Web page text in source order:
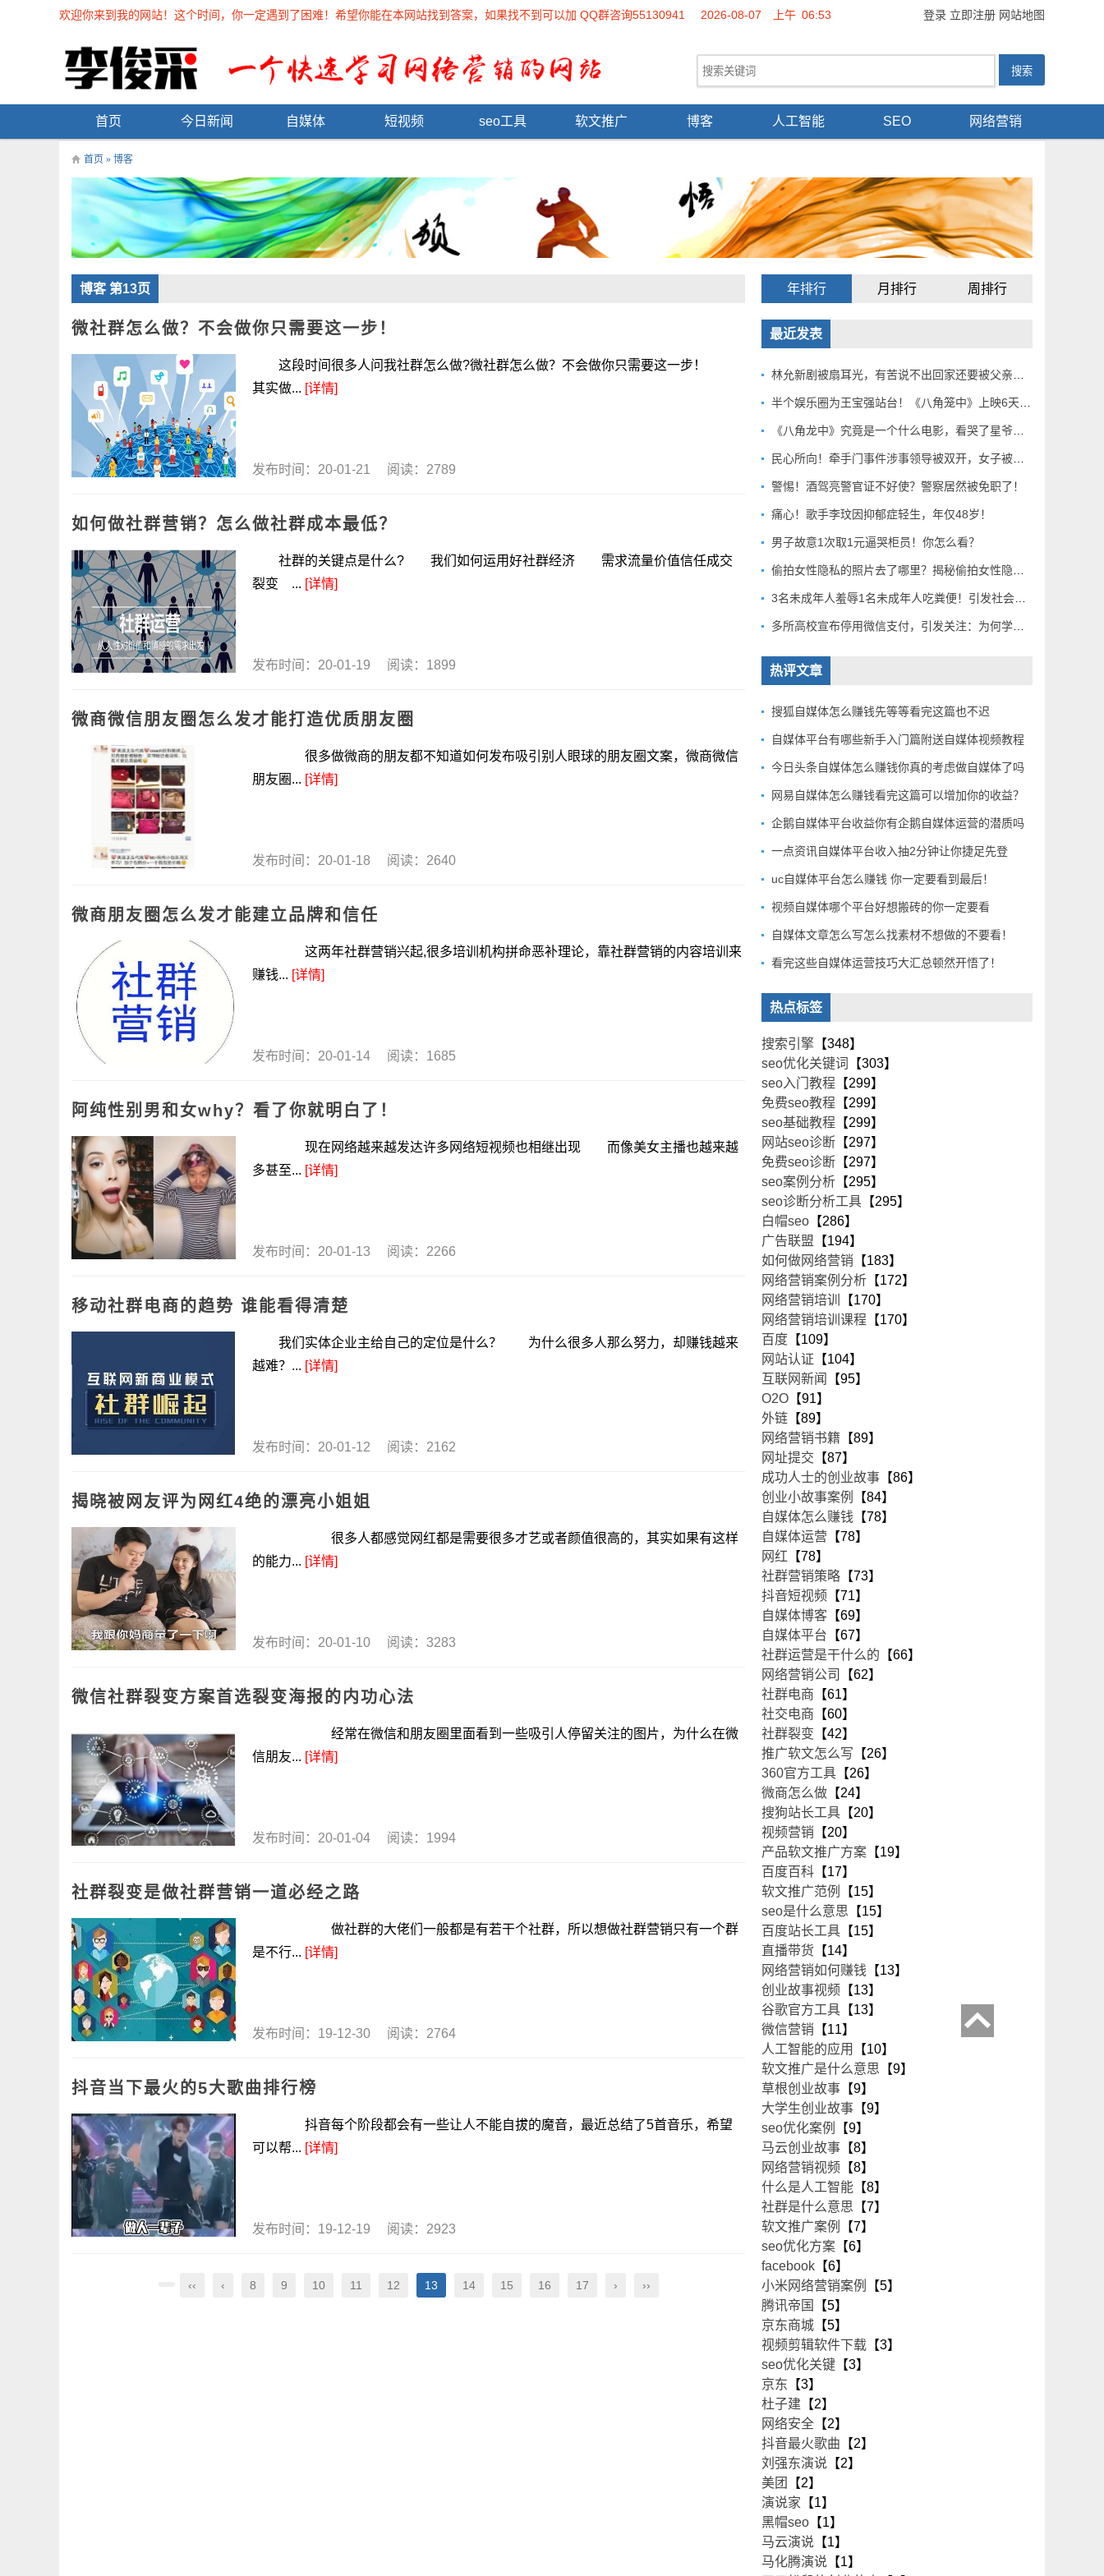
登录 立即注册 网站地图
欢迎你来到我的网站！这个时间，你一定遇到了困难！希望你能在本网站找到答案，如果找不到可以加 QQ群咨询55130941 2026-08-07 上午 06:53
首页 今日新闻 自媒体 短视频 seo工具 软文推广 博客 人工智能 SEO 网络营销
首页 » 博客
博客 第13页
微社群怎么做？不会做你只需要这一步！
这段时间很多人问我社群怎么做?微社群怎么做？不会做你只需要这一步！
其实做... [详情]
发布时间：20-01-21 阅读：2789
如何做社群营销？怎么做社群成本最低？
社群的关键点是什么? 我们如何运用好社群经济 需求流量价值信任成交
裂变 ... [详情]
发布时间：20-01-19 阅读：1899
微商微信朋友圈怎么发才能打造优质朋友圈
很多做微商的朋友都不知道如何发布吸引别人眼球的朋友圈文案，微商微信
朋友圈... [详情]
发布时间：20-01-18 阅读：2640
微商朋友圈怎么发才能建立品牌和信任
这两年社群营销兴起,很多培训机构拼命恶补理论，靠社群营销的内容培训来
赚钱... [详情]
发布时间：20-01-14 阅读：1685
阿纯性别男和女why？看了你就明白了！
现在网络越来越发达许多网络短视频也相继出现 而像美女主播也越来越
多甚至... [详情]
发布时间：20-01-13 阅读：2266
移动社群电商的趋势 谁能看得清楚
我们实体企业主给自己的定位是什么？ 为什么很多人那么努力，却赚钱越来
越难？... [详情]
发布时间：20-01-12 阅读：2162
揭晓被网友评为网红4绝的漂亮小姐姐
很多人都感觉网红都是需要很多才艺或者颜值很高的，其实如果有这样
的能力... [详情]
发布时间：20-01-10 阅读：3283
微信社群裂变方案首选裂变海报的内功心法
经常在微信和朋友圈里面看到一些吸引人停留关注的图片，为什么在微
信朋友... [详情]
发布时间：20-01-04 阅读：1994
社群裂变是做社群营销一道必经之路
做社群的大佬们一般都是有若干个社群，所以想做社群营销只有一个群
是不行... [详情]
发布时间：19-12-30 阅读：2764
抖音当下最火的5大歌曲排行榜
抖音每个阶段都会有一些让人不能自拔的魔音，最近总结了5首音乐，希望
可以帮... [详情]
发布时间：19-12-19 阅读：2923
‹‹ ‹ 8 9 10 11 12 13 14 15 16 17 › ››
年排行 月排行 周排行
最近发表
警惕！酒驾亮警官证不好使？警察居然被免职了！
痛心！歌手李玟因抑郁症轻生，年仅48岁！
男子故意1次取1元逼哭柜员！你怎么看？
热评文章
搜狐自媒体怎么赚钱先等等看完这篇也不迟
自媒体平台有哪些新手入门篇附送自媒体视频教程
今日头条自媒体怎么赚钱你真的考虑做自媒体了吗
网易自媒体怎么赚钱看完这篇可以增加你的收益？
企鹅自媒体平台收益你有企鹅自媒体运营的潜质吗
一点资讯自媒体平台收入抽2分钟让你捷足先登
uc自媒体平台怎么赚钱 你一定要看到最后！
视频自媒体哪个平台好想搬砖的你一定要看
自媒体文章怎么写怎么找素材不想做的不要看！
看完这些自媒体运营技巧大汇总顿然开悟了！
热点标签
搜索引擎 【348】
seo优化关键词
【303】
seo入门教程 【299】
免费seo教程 【299】
seo基础教程 【299】
网站seo诊断 【297】
免费seo诊断 【297】
seo案例分析 【295】
seo诊断分析工具 【295】
白帽seo 【286】
广告联盟 【194】
如何做网络营销 【183】
网络营销案例分析 【172】
网络营销培训
【170】
网络营销培训课程 【170】
百度 【109】
网站认证 【104】
互联网新闻
【95】
O2O 【91】
外链 【89】
网络营销书籍 【89】
网址提交 【87】
成功人士的创业故事 【86】
创业小故事案例
【84】
自媒体怎么赚钱 【78】
自媒体运营 【78】
网红 【78】
社群营销策略 【73】
抖音短视频 【71】
自媒体博客 【69】
自媒体平台 【67】
社群运营是干什么的 【66】
网络营销公司
【62】
社群电商 【61】
社交电商 【60】
社群裂变 【42】
推广软文怎么写 【26】
360官方工具 【26】
微商怎么做 【24】
搜狗站长工具 【20】
视频营销 【20】
产品软文推广方案 【19】
百度百科 【17】
软文推广范例
【15】
seo是什么意思 【15】
百度站长工具 【15】
直播带货 【14】
网络营销如何赚钱 【13】
创业故事视频 【13】
谷歌官方工具 【13】
微信营销 【11】
人工智能的应用
【10】
软文推广是什么意思 【9】
草根创业故事 【9】
大学生创业故事 【9】
seo优化案例
【9】
马云创业故事 【8】
网络营销视频 【8】
什么是人工智能 【8】
社群是什么意思 【7】
软文推广案例
【7】
seo优化方案 【6】
facebook 【6】
小米网络营销案例
【5】
腾讯帝国
【5】
京东商城 【5】
视频剪辑软件下载 【3】
seo优化关键 【3】
京东 【3】
杜子建 【2】
网络安全 【2】
抖音最火歌曲 【2】
刘强东演说 【2】
美团
【2】
演说家 【1】
黑帽seo 【1】
马云演说 【1】
马化腾演说 【1】